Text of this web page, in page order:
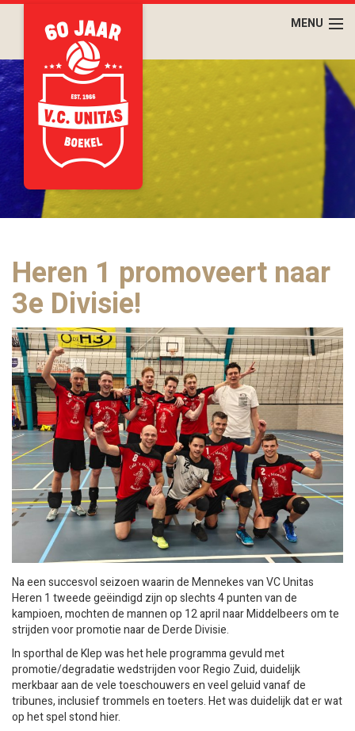
Heren 1 promoveert naar
3e Divisie!
Na een succesvol seizoen waarin de Mennekes van VC Unitas
Heren 1 tweede geëindigd zijn op slechts 4 punten van de
kampioen, mochten de mannen op 12 april naar Middelbeers om te
strijden voor promotie naar de Derde Divisie.
In sporthal de Klep was het hele programma gevuld met
promotie/degradatie wedstrijden voor Regio Zuid, duidelijk
merkbaar aan de vele toeschouwers en veel geluid vanaf de
tribunes, inclusief trommels en toeters. Het was duidelijk dat er wat
op het spel stond hier.